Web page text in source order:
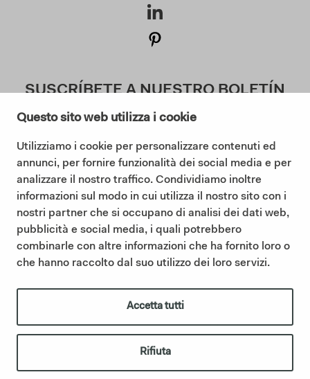
Questo sito web utilizza i cookie
Utilizziamo i cookie per personalizzare contenuti ed
annunci, per fornire funzionalità dei social media e per
analizzare il nostro traffico. Condividiamo inoltre
informazioni sul modo in cui utilizza il nostro sito con i
nostri partner che si occupano di analisi dei dati web,
pubblicità e social media, i quali potrebbero
combinarle con altre informazioni che ha fornito loro o
che hanno raccolto dal suo utilizzo dei loro servizi.
Accetta tutti
Rifiuta
SUSCRÍBETE A NUESTRO BOLETÍN
Doy mi consentimiento a la Política de Privacidad (
Lea nuestra Política de Privacidad)
©2025 Ceramica Cielo |Cookie policy|Privacy policy|
IT01622510566 | Ceramica Cielo forma parte del Grupo Mittel a
italianbathroomdesign.com
créditos|IBD